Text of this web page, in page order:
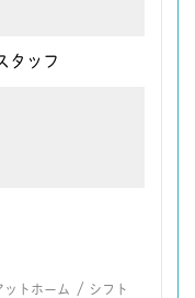
タッフ
ットホーム / シフト